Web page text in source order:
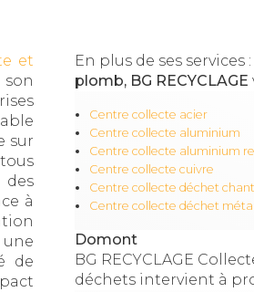
et
sur
à
une
de
En plus de ses services :
plomb, BG RECYCLAGE
Centre collecte acier
Centre collecte aluminium
Centre collecte aluminium
Centre collecte cuivre
Centre collecte déchet
Centre collecte déchet
Domont
BG RECYCLAGE
déchets intervient à